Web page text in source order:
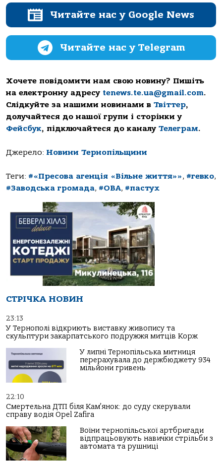
Читайте нас у Google News
Читайте нас у Telegram
Хочете повідомити нам свою новину? Пишіть
на електронну адресу tenews.te.ua@gmail.com.
Слідкуйте за нашими новинами в Твіттер,
долучайтеся до нашої групи і сторінки у
Фейсбук, підключайтеся до каналу Телеграм.
Джерело: Новини Тернопільщини
Теги: #«Пресова агенція «Вільне життя»», #гевко,
#Заводська громада, #ОВА, #пастух
СТРІЧКА НОВИН
23:13
У Тернополі відкриють виставку живопису та
скульптури закарпатського подружжя митців Корж
У липні Тернопільська митниця
перерахувала до держбюджету 934
мільйони гривень
22:10
Смертельна ДТП біля Кам’янок: до суду скерували
справу водія Opel Zafira
Воїни тернопільської артбригади
відпрацьовують навички стрільби з
автомата та рушниці